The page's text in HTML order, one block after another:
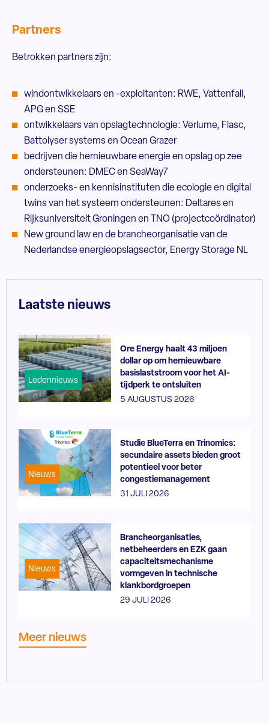
Partners
Betrokken partners zijn:
windontwikkelaars en -exploitanten: RWE, Vattenfall,
APG en SSE
ontwikkelaars van opslagtechnologie: Verlume, Flasc,
Battolyser systems en Ocean Grazer
bedrijven die hernieuwbare energie en opslag op zee
ondersteunen: DMEC en SeaWay7
onderzoeks- en kennisinstituten die ecologie en digital
twins van het systeem ondersteunen: Deltares en
Rijksuniversiteit Groningen en TNO (projectcoördinator)
New ground law en de brancheorganisatie van de
Nederlandse energieopslagsector, Energy Storage NL
Laatste nieuws
Ledennieuws
Ore Energy haalt 43 miljoen
dollar op om hernieuwbare
basislaststroom voor het AI-
tijdperk te ontsluiten
5 AUGUSTUS 2026
Nieuws
Studie BlueTerra en Trinomics:
secundaire assets bieden groot
potentieel voor beter
congestiemanagement
31 JULI 2026
Nieuws
Brancheorganisaties,
netbeheerders en EZK gaan
capaciteitsmechanisme
vormgeven in technische
klankbordgroepen
29 JULI 2026
Meer nieuws